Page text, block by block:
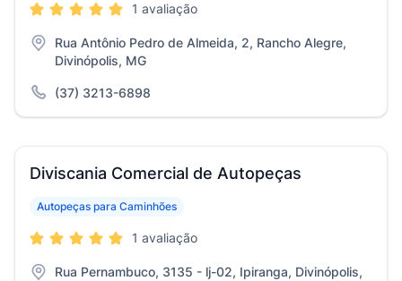
1 avaliação
Rua Antônio Pedro de Almeida, 2, Rancho Alegre,
Divinópolis, MG
(37) 3213-6898
Diviscania Comercial de Autopeças
Autopeças para Caminhões
1 avaliação
Rua Pernambuco, 3135 - lj-02, Ipiranga, Divinópolis,